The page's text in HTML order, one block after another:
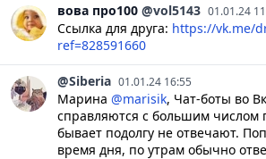
вова про100 @vol5143 01.01.24
Ссылка для друга: https://vk.me/
ref=828591660
@Siberia 01.01.24 16:55
Марина @marisik, Чат-боты во
справляются с большим числом
бывает подолгу не отвечают.
время дня, по утрам обычно